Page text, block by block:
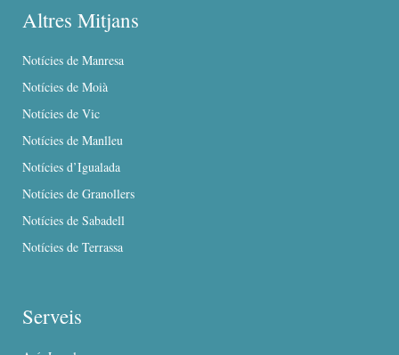
Altres Mitjans
Notícies de Manresa
Notícies de Moià
Notícies de Vic
Notícies de Manlleu
Notícies d’Igualada
Notícies de Granollers
Notícies de Sabadell
Notícies de Terrassa
Serveis